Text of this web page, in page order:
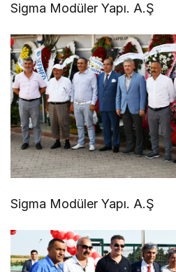
Sigma Modüler Yapı. A.Ş
Sigma Modüler Yapı. A.Ş